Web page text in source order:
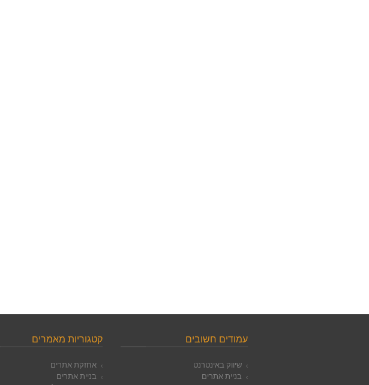
עמודים חשובים
שיווק באינטרנט
בניית אתרים
קטגוריות מאמרים
אחזקת אתרים
בניית אתרים